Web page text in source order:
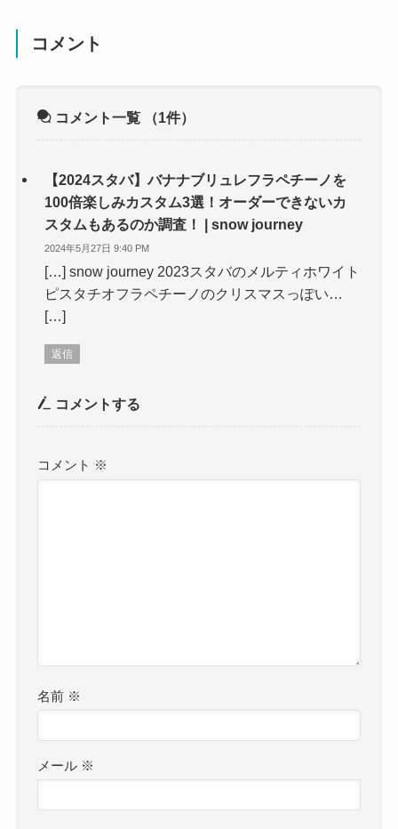
コメント
コメント一覧 （1件）
【2024スタバ】バナナブリュレフラペチーノを
100倍楽しみカスタム3選！オーダーできないカ
スタムもあるのか調査！ | snow journey
2024年5月27日 9:40 PM
[…] snow journey 2023スタバのメルティホワイト
ピスタチオフラペチーノのクリスマスっぽい…
[…]
返信
コメントする
コメント ※
名前 ※
メール ※